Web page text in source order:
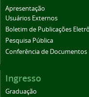
Apresentação
Usuários Externos
Boletim de Publicações
Pesquisa Pública
Conferência de Documentos
Ingresso
Graduação